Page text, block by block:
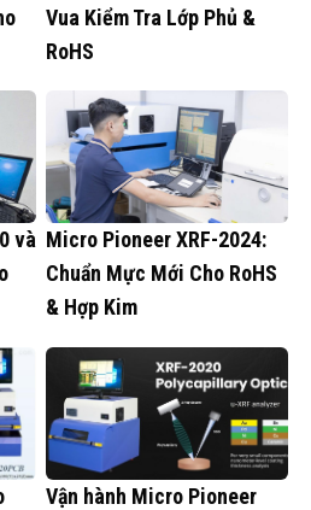
Vua Kiểm Tra Lớp Phủ &
RoHS
và Micro Pioneer XRF-2024:
Chuẩn Mực Mới Cho RoHS
& Hợp Kim
Vận hành Micro Pioneer